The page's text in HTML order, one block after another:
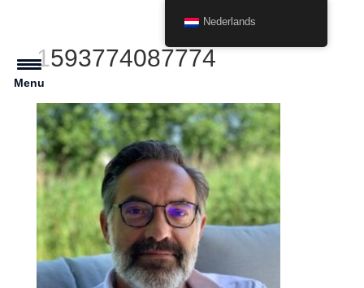
1593774087774
Nederlands
Menu